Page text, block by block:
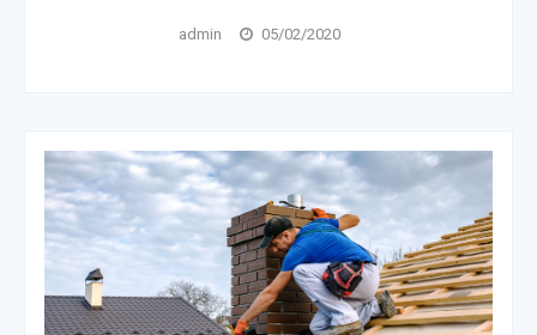
admin 05/02/2020